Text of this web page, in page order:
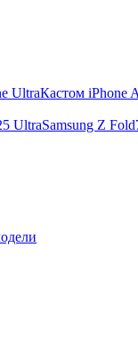
UltraКастом iPhone
UltraSamsung Z